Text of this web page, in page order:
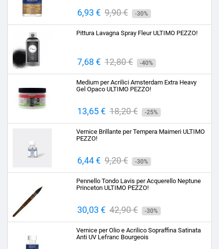
Prezzo
6,93 € Prezzo
base
9,90 € -30%
Pittura Lavagna Spray Fleur ULTIMO PEZZO!
Prezzo
7,68 € Prezzo
base
12,80 € -40%
Medium per Acrilici Amsterdam Extra Heavy
Gel Opaco ULTIMO PEZZO!
Prezzo
13,65 € Prezzo
base
18,20 € -25%
Vernice Brillante per Tempera Maimeri ULTIMO
PEZZO!
Prezzo
6,44 € Prezzo
base
9,20 € -30%
Pennello Tondo Lavis per Acquerello Neptune
Princeton ULTIMO PEZZO!
Prezzo
30,03 € Prezzo
base
42,90 € -30%
Vernice per Olio e Acrilico Sopraffina Satinata
Anti UV Lefranc Bourgeois